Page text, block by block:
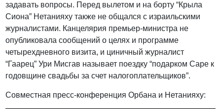
задавать вопросы. Перед вылетом и на борту “Крыла
Сиона” Нетанияху также не общался с израильскими
журналистами. Канцелярия премьер-министра не
опубликовала сообщений о целях и программе
четырехдневного визита, и циничный журналист
“Гаарец” Ури Мисгав называет поездку “подарком Саре к
годовщине свадьбы за счет налогоплательщиков”.
Совместная пресс-конференция Орбана и Нетанияху: